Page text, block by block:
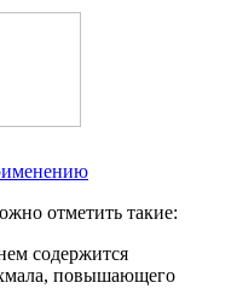
отметить такие:
содержится
повышающего